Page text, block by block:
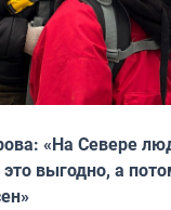
«На Севере
выгодно, а